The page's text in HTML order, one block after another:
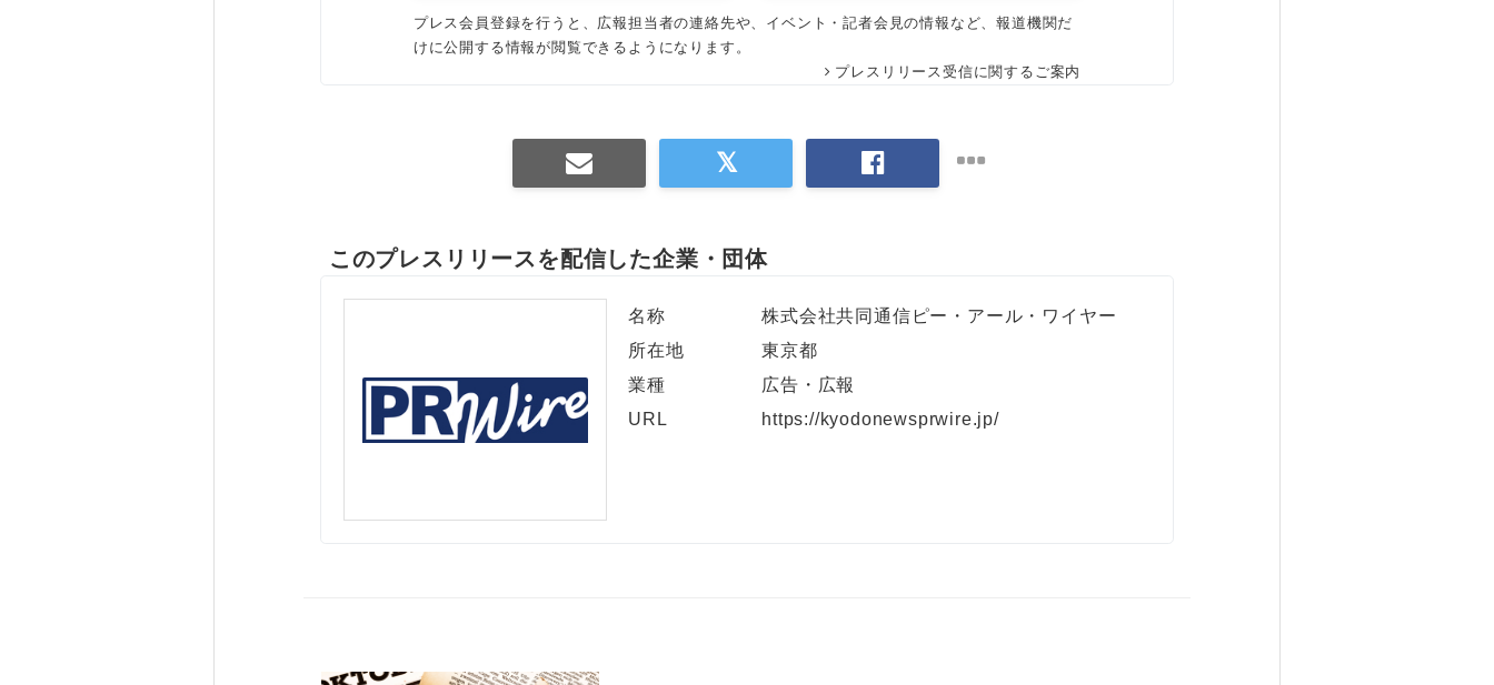
プレス会員登録を行うと、広報担当者の連絡先や、イベント・記者会見の情報など、報道機関だ
けに公開する情報が閲覧できるようになります。
プレスリリース受信に関するご案内
このプレスリリースを配信した企業・団体
名称
株式会社共同通信ピー・アール・ワイヤー
所在地
東京都
業種
広告・広報
URL
https://kyodonewsprwire.jp/